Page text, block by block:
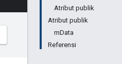
Atribut publik
Atribut publik
mData
Referensi